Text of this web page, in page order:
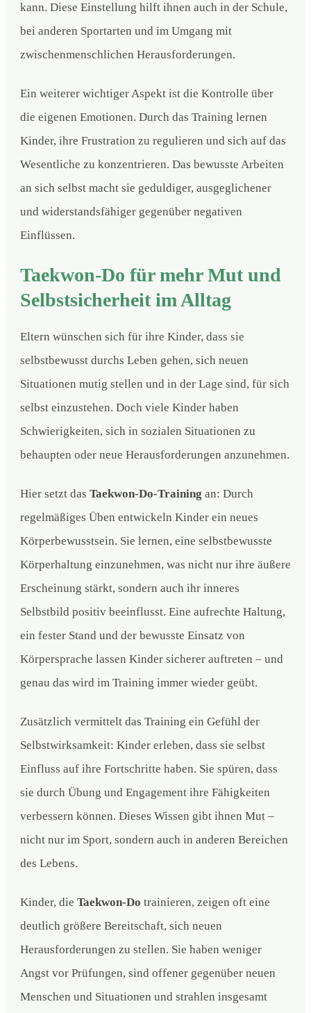
kann. Diese Einstellung hilft ihnen auch in der Schule,
bei anderen Sportarten und im Umgang mit
zwischenmenschlichen Herausforderungen.
Ein weiterer wichtiger Aspekt ist die Kontrolle über
die eigenen Emotionen. Durch das Training lernen
Kinder, ihre Frustration zu regulieren und sich auf das
Wesentliche zu konzentrieren. Das bewusste Arbeiten
an sich selbst macht sie geduldiger, ausgeglichener
und widerstandsfähiger gegenüber negativen
Einflüssen.
Taekwon-Do für mehr Mut und
Selbstsicherheit im Alltag
Eltern wünschen sich für ihre Kinder, dass sie
selbstbewusst durchs Leben gehen, sich neuen
Situationen mutig stellen und in der Lage sind, für sich
selbst einzustehen. Doch viele Kinder haben
Schwierigkeiten, sich in sozialen Situationen zu
behaupten oder neue Herausforderungen anzunehmen.
Hier setzt das Taekwon-Do-Training an: Durch
regelmäßiges Üben entwickeln Kinder ein neues
Körperbewusstsein. Sie lernen, eine selbstbewusste
Körperhaltung einzunehmen, was nicht nur ihre äußere
Erscheinung stärkt, sondern auch ihr inneres
Selbstbild positiv beeinflusst. Eine aufrechte Haltung,
ein fester Stand und der bewusste Einsatz von
Körpersprache lassen Kinder sicherer auftreten – und
genau das wird im Training immer wieder geübt.
Zusätzlich vermittelt das Training ein Gefühl der
Selbstwirksamkeit: Kinder erleben, dass sie selbst
Einfluss auf ihre Fortschritte haben. Sie spüren, dass
sie durch Übung und Engagement ihre Fähigkeiten
verbessern können. Dieses Wissen gibt ihnen Mut –
nicht nur im Sport, sondern auch in anderen Bereichen
des Lebens.
Kinder, die Taekwon-Do trainieren, zeigen oft eine
deutlich größere Bereitschaft, sich neuen
Herausforderungen zu stellen. Sie haben weniger
Angst vor Prüfungen, sind offener gegenüber neuen
Menschen und Situationen und strahlen insgesamt